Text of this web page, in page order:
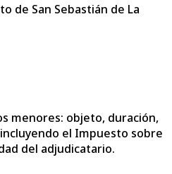
de San Sebastián de La
menores: objeto, duración,
el Impuesto sobre
del adjudicatario.